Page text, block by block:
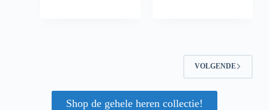
VOLGENDE
Shop de gehele heren collectie!